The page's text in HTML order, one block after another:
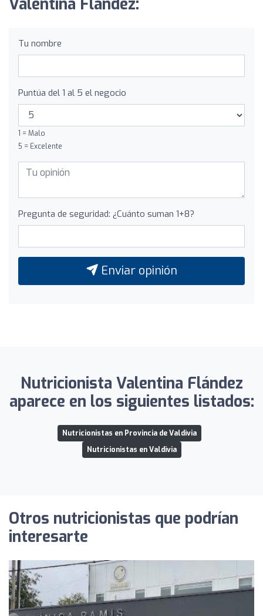
Valentina Flández:
Tu nombre
Puntúa del 1 al 5 el negocio
1 = Malo
5 = Excelente
Pregunta de seguridad: ¿Cuánto suman 1+8?
Enviar opinión
Nutricionista Valentina Flández
aparece en los siguientes listados:
Nutricionistas en Provincia de Valdivia
Nutricionistas en Valdivia
Otros nutricionistas que podrían
interesarte